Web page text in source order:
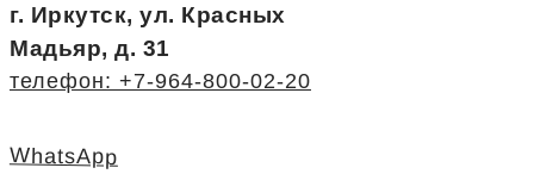
г. Иркутск, ул. Красных
Мадьяр, д. 31
телефон: +7-964-800-02-20
WhatsApp